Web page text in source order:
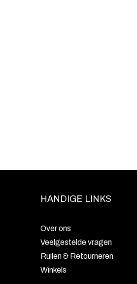
HANDIGE LINKS
Over ons
Veelgestelde vragen
Ruilen & Retourneren
Winkels